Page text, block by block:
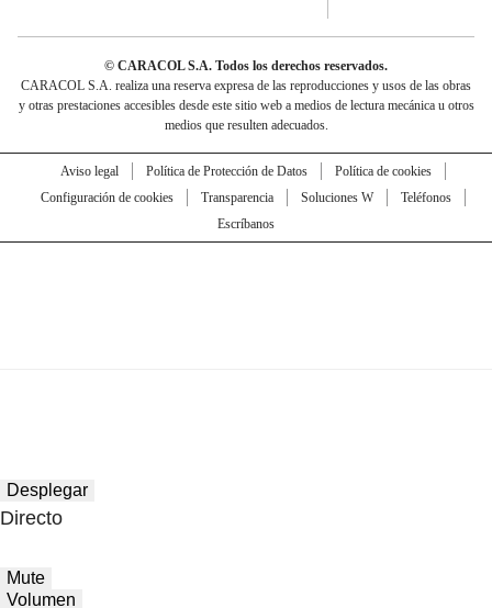
© CARACOL S.A. Todos los derechos reservados.
CARACOL S.A. realiza una reserva expresa de las reproducciones y usos de las obras
y otras prestaciones accesibles desde este sitio web a medios de lectura mecánica u otros
medios que resulten adecuados.
Aviso legal Política de Protección de Datos
Política de cookies
Configuración de cookies
Transparencia Soluciones W
Teléfonos
Escríbanos
Desplegar
Directo
Mute
Volumen